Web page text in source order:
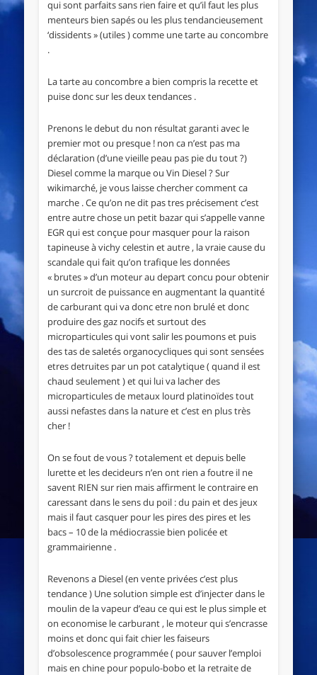
qui sont parfaits sans rien faire et qu’il faut les plus
menteurs bien sapés ou les plus tendancieusement
‘dissidents » (utiles ) comme une tarte au concombre
.
La tarte au concombre a bien compris la recette et
puise donc sur les deux tendances .
Prenons le debut du non résultat garanti avec le
premier mot ou presque ! non ca n’est pas ma
déclaration (d’une vieille peau pas pie du tout ?)
Diesel comme la marque ou Vin Diesel ? Sur
wikimarché, je vous laisse chercher comment ca
marche . Ce qu’on ne dit pas tres précisement c’est
entre autre chose un petit bazar qui s’appelle vanne
EGR qui est conçue pour masquer pour la raison
tapineuse à vichy celestin et autre , la vraie cause du
scandale qui fait qu’on trafique les données
« brutes » d’un moteur au depart concu pour obtenir
un surcroit de puissance en augmentant la quantité
de carburant qui va donc etre non brulé et donc
produire des gaz nocifs et surtout des
microparticules qui vont salir les poumons et puis
des tas de saletés organocycliques qui sont sensées
etres detruites par un pot catalytique ( quand il est
chaud seulement ) et qui lui va lacher des
microparticules de metaux lourd platinoïdes tout
aussi nefastes dans la nature et c’est en plus très
cher !
On se fout de vous ? totalement et depuis belle
lurette et les decideurs n’en ont rien a foutre il ne
savent RIEN sur rien mais affirment le contraire en
caressant dans le sens du poil : du pain et des jeux
mais il faut casquer pour les pires des pires et les
bacs – 10 de la médiocrassie bien policée et
grammairienne .
Revenons a Diesel (en vente privées c’est plus
tendance ) Une solution simple est d’injecter dans le
moulin de la vapeur d’eau ce qui est le plus simple et
on economise le carburant , le moteur qui s’encrasse
moins et donc qui fait chier les faiseurs
d’obsolescence programmée ( pour sauver l’emploi
mais en chine pour populo-bobo et la retraite de